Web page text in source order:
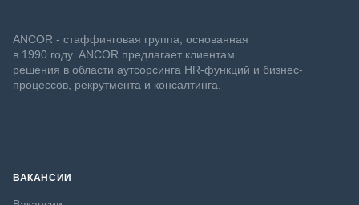
ANCOR - стаффинговая группа, основанная
в 1990 году. ANCOR предлагает клиентам
решения в области аутсорсинга HR-функций и бизнес-
процессов, рекрутмента и консалтинга.
ВАКАНСИИ